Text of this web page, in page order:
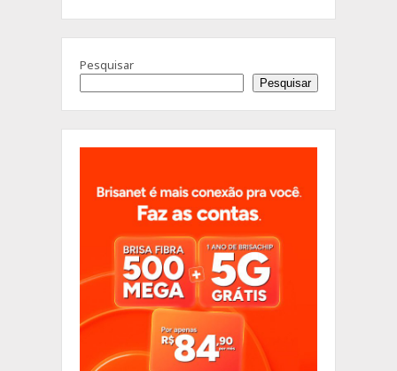
Pesquisar
Pesquisar